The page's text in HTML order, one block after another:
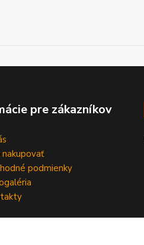
pre zákazníkov
podmienky